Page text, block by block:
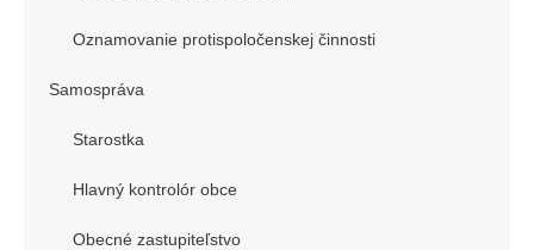
Oznamovanie protispoločenskej činnosti
Samospráva
Starostka
Hlavný kontrolór obce
Obecné zastupiteľstvo